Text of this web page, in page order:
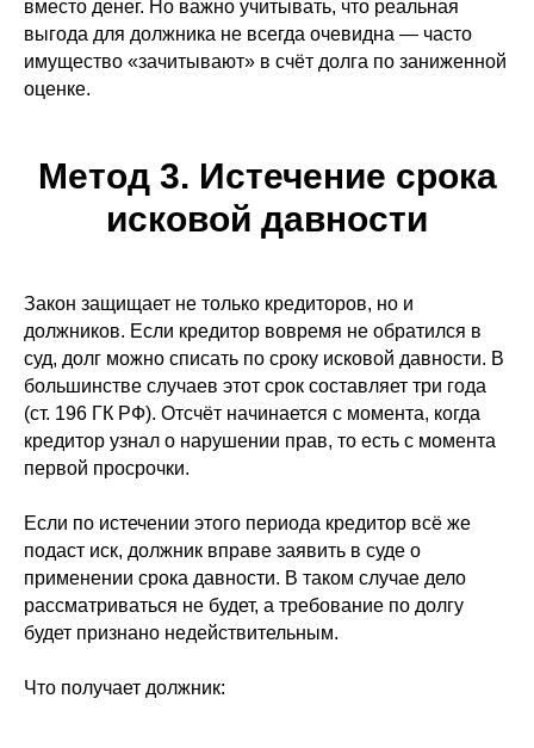
вместо денег. Но важно учитывать, что реальная
выгода для должника не всегда очевидна — часто
имущество «зачитывают» в счёт долга по заниженной
оценке.
Метод 3. Истечение срока
исковой давности
Закон защищает не только кредиторов, но и
должников. Если кредитор вовремя не обратился в
суд, долг можно списать по сроку исковой давности. В
большинстве случаев этот срок составляет три года
(ст. 196 ГК РФ). Отсчёт начинается с момента, когда
кредитор узнал о нарушении прав, то есть с момента
первой просрочки.
Если по истечении этого периода кредитор всё же
подаст иск, должник вправе заявить в суде о
применении срока давности. В таком случае дело
рассматриваться не будет, а требование по долгу
будет признано недействительным.
Что получает должник: